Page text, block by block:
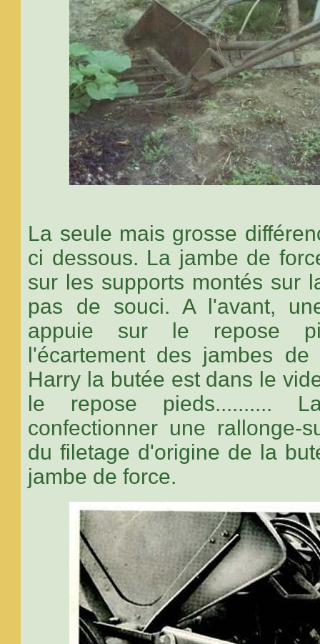
La seule mais grosse
ci dessous. La jambe de
sur les supports montés sur
pas de souci. A l'avant,
appuie sur le repose
l'écartement des jambes
Harry la butée est dans le
le repose pieds..........
confectionner une rallonge-
du filetage d'origine de la
jambe de force.